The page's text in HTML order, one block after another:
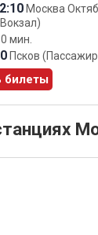
Москва
мин.
Псков
билеты